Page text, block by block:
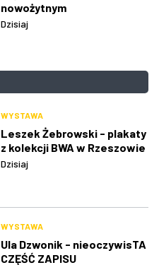
nowożytnym
Dzisiaj
WYSTAWA
Leszek Żebrowski - plakaty
z kolekcji BWA w Rzeszowie
Dzisiaj
WYSTAWA
Ula Dzwonik - nieoczywisTA
CZĘŚĆ ZAPISU